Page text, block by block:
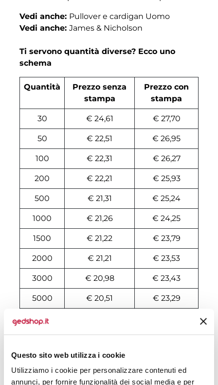
Questo sito web utilizza i cookie
Utilizziamo i cookie per personalizzare contenuti ed
annunci, per fornire funzionalità dei social media e per
Vedi anche: Pullover e cardigan Uomo
Vedi anche: James & Nicholson
Ti servono quantità diverse? Ecco uno
schema
Quantità
Prezzo senza
stampa
Prezzo con
stampa
30 € 24,61 € 27,70
50 € 22,51 € 26,95
100 € 22,31 € 26,27
200 € 22,21 € 25,93
500 € 21,31 € 25,24
1000 € 21,26 € 24,25
1500 € 21,22 € 23,79
2000 € 21,21 € 23,53
3000 € 20,98 € 23,43
5000 € 20,51 € 23,29
10000
Tecniche di stampa
Area di personalizzazione